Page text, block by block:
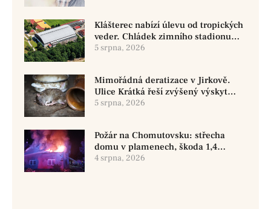
Klášterec nabízí úlevu od tropických
veder. Chládek zimního stadionu
pomůže seniorům i nemocným
5 srpna, 2026
Mimořádná deratizace v Jirkově.
Ulice Krátká řeší zvýšený výskyt
hlodavců
5 srpna, 2026
Požár na Chomutovsku: střecha
domu v plamenech, škoda 1,4
milionu
4 srpna, 2026